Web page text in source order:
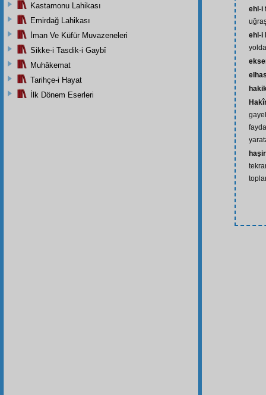
ehl-i
ehl-i
haşir
Kastamonu Lahikası
Emirdağ Lahikası
İman Ve Küfür Muvazeneleri
Sikke-i Tasdik-i Gaybî
Muhâkemat
Tarihçe-i Hayat
İlk Dönem Eserleri